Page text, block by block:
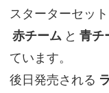
スターターセッ
赤チーム と 青チ
ています。
後日発売される